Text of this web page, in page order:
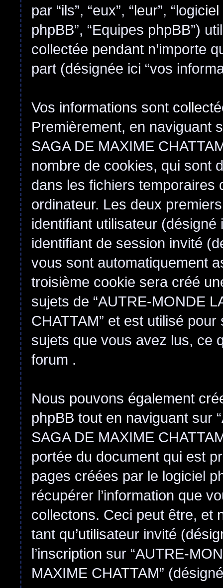
par “ils”, “eux”, “leur”,
phpBB”, “Equipes phpBB”)
collectée pendant n’importe
part (désignée ici “vos
Vos informations sont
Premièrement, en naviguant
SAGA DE MAXIME
nombre de cookies, qui sont
dans les fichiers temporaires
ordinateur. Les deux
identifiant utilisateur (désigné
identifiant de session invité
vous sont automatiquement
troisième cookie sera créé
sujets de “AUTRE-MONDE
CHATTAM” et est utilisé
sujets que vous avez lus, ce
forum .
Nous pouvons également
phpBB tout en naviguant sur
SAGA DE MAXIME
portée du document qui est
pages créées par le logiciel
récupérer l’information que
collectons. Ceci peut être, et
tant qu’utilisateur invité
l’inscription sur “AUTRE-
MAXIME CHATTAM”